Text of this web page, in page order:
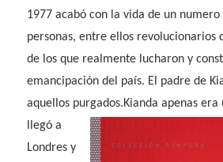
1977 acabó con la vida de un
personas, entre ellos revolucionarios
de los que realmente lucharon y
emancipación del país. El padre de
aquellos purgados.Kianda apenas
llegó a
Londres y